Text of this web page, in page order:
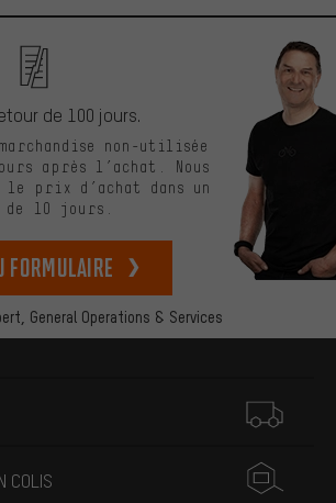
General Operations & Services
de 100 jours.
non-utilisée
après l’achat. Nous
le prix d’achat dans un
10 jours.
formulaire
COLIS